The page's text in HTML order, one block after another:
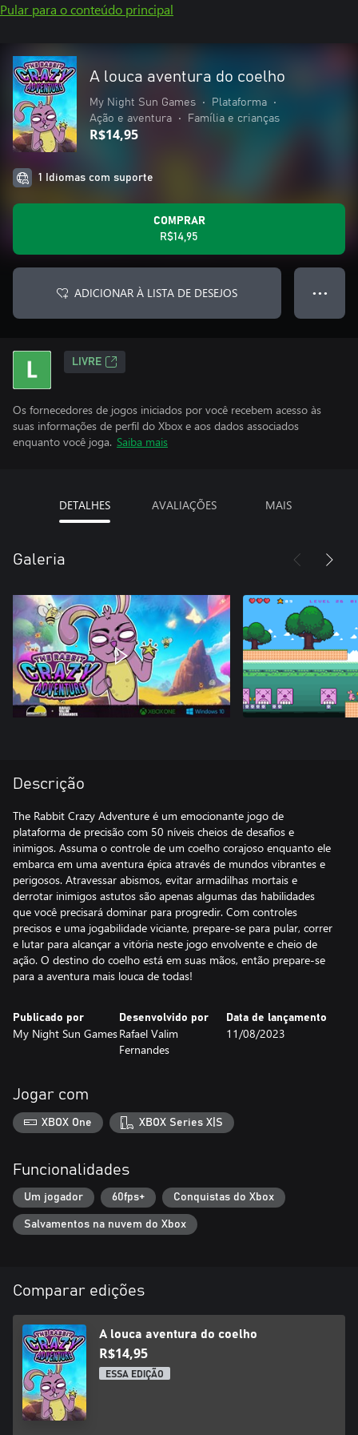
Pular para o conteúdo principal
A louca aventura do coelho
My Night Sun Games • Plataforma
•
Ação e aventura
• Família e crianças
R$14,95
1 Idiomas com suporte
COMPRAR
R$14,95
ADICIONAR À LISTA DE DESEJOS ● ● ●
LIVRE
Os fornecedores de jogos iniciados por você recebem acesso às
suas informações de perfil do Xbox e aos dados associados
enquanto você joga. Saiba mais
DETALHES AVALIAÇÕES MAIS
Galeria
Descrição
The Rabbit Crazy Adventure é um emocionante jogo de
plataforma de precisão com 50 níveis cheios de desafios e
inimigos. Assuma o controle de um coelho corajoso enquanto ele
embarca em uma aventura épica através de mundos vibrantes e
perigosos. Atravessar abismos, evitar armadilhas mortais e
derrotar inimigos astutos são apenas algumas das habilidades
que você precisará dominar para progredir. Com controles
precisos e uma jogabilidade viciante, prepare-se para pular, correr
e lutar para alcançar a vitória neste jogo envolvente e cheio de
ação. O destino do coelho está em suas mãos, então prepare-se
para a aventura mais louca de todas!
Publicado por
My Night Sun Games
Desenvolvido por
Rafael Valim
Fernandes
Data de lançamento
11/08/2023
Jogar com
XBOX One XBOX Series X|S
Funcionalidades
Um jogador 60fps+ Conquistas do Xbox
Salvamentos na nuvem do Xbox
Comparar edições
A louca aventura do coelho
R$14,95
ESSA EDIÇÃO